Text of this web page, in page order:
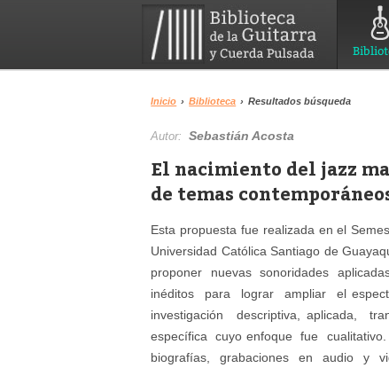
Inicio › Biblioteca › Resultados búsqueda
Autor:Sebastián Acosta
El nacimiento del jazz
de temas
Esta propuesta fue realizada en el
Universidad Católica Santiago de
proponer nuevas sonoridades
inéditos para lograr ampliar el
investigación descriptiva, aplicada,
específica cuyo enfoque fue
biografías, grabaciones en audio y